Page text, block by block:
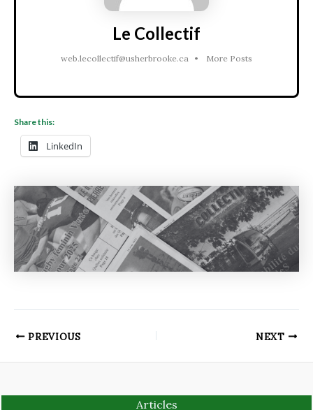
Le Collectif
web.lecollectif@usherbrooke.ca • More Posts
Share this:
LinkedIn
PREVIOUS NEXT
Articles